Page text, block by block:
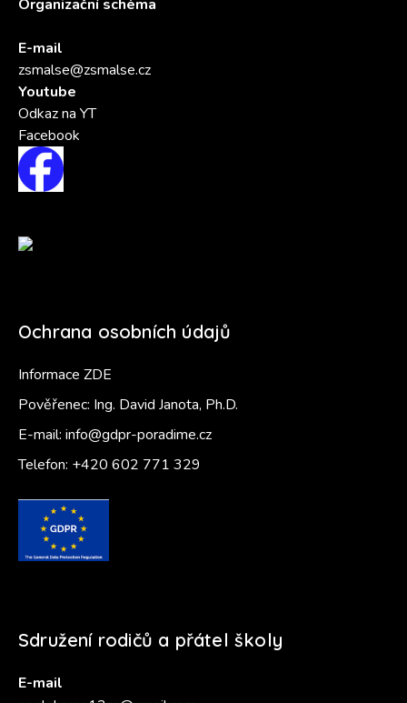
Organizační schéma
E-mail
zsmalse@zsmalse.cz
Youtube
Odkaz na YT
Facebook
Ochrana osobních údajů
Informace ZDE
Pověřenec: Ing. David Janota, Ph.D.
E-mail: info@gdpr-poradime.cz
Telefon: +420 602 771 329
Sdružení rodičů a přátel školy
E-mail